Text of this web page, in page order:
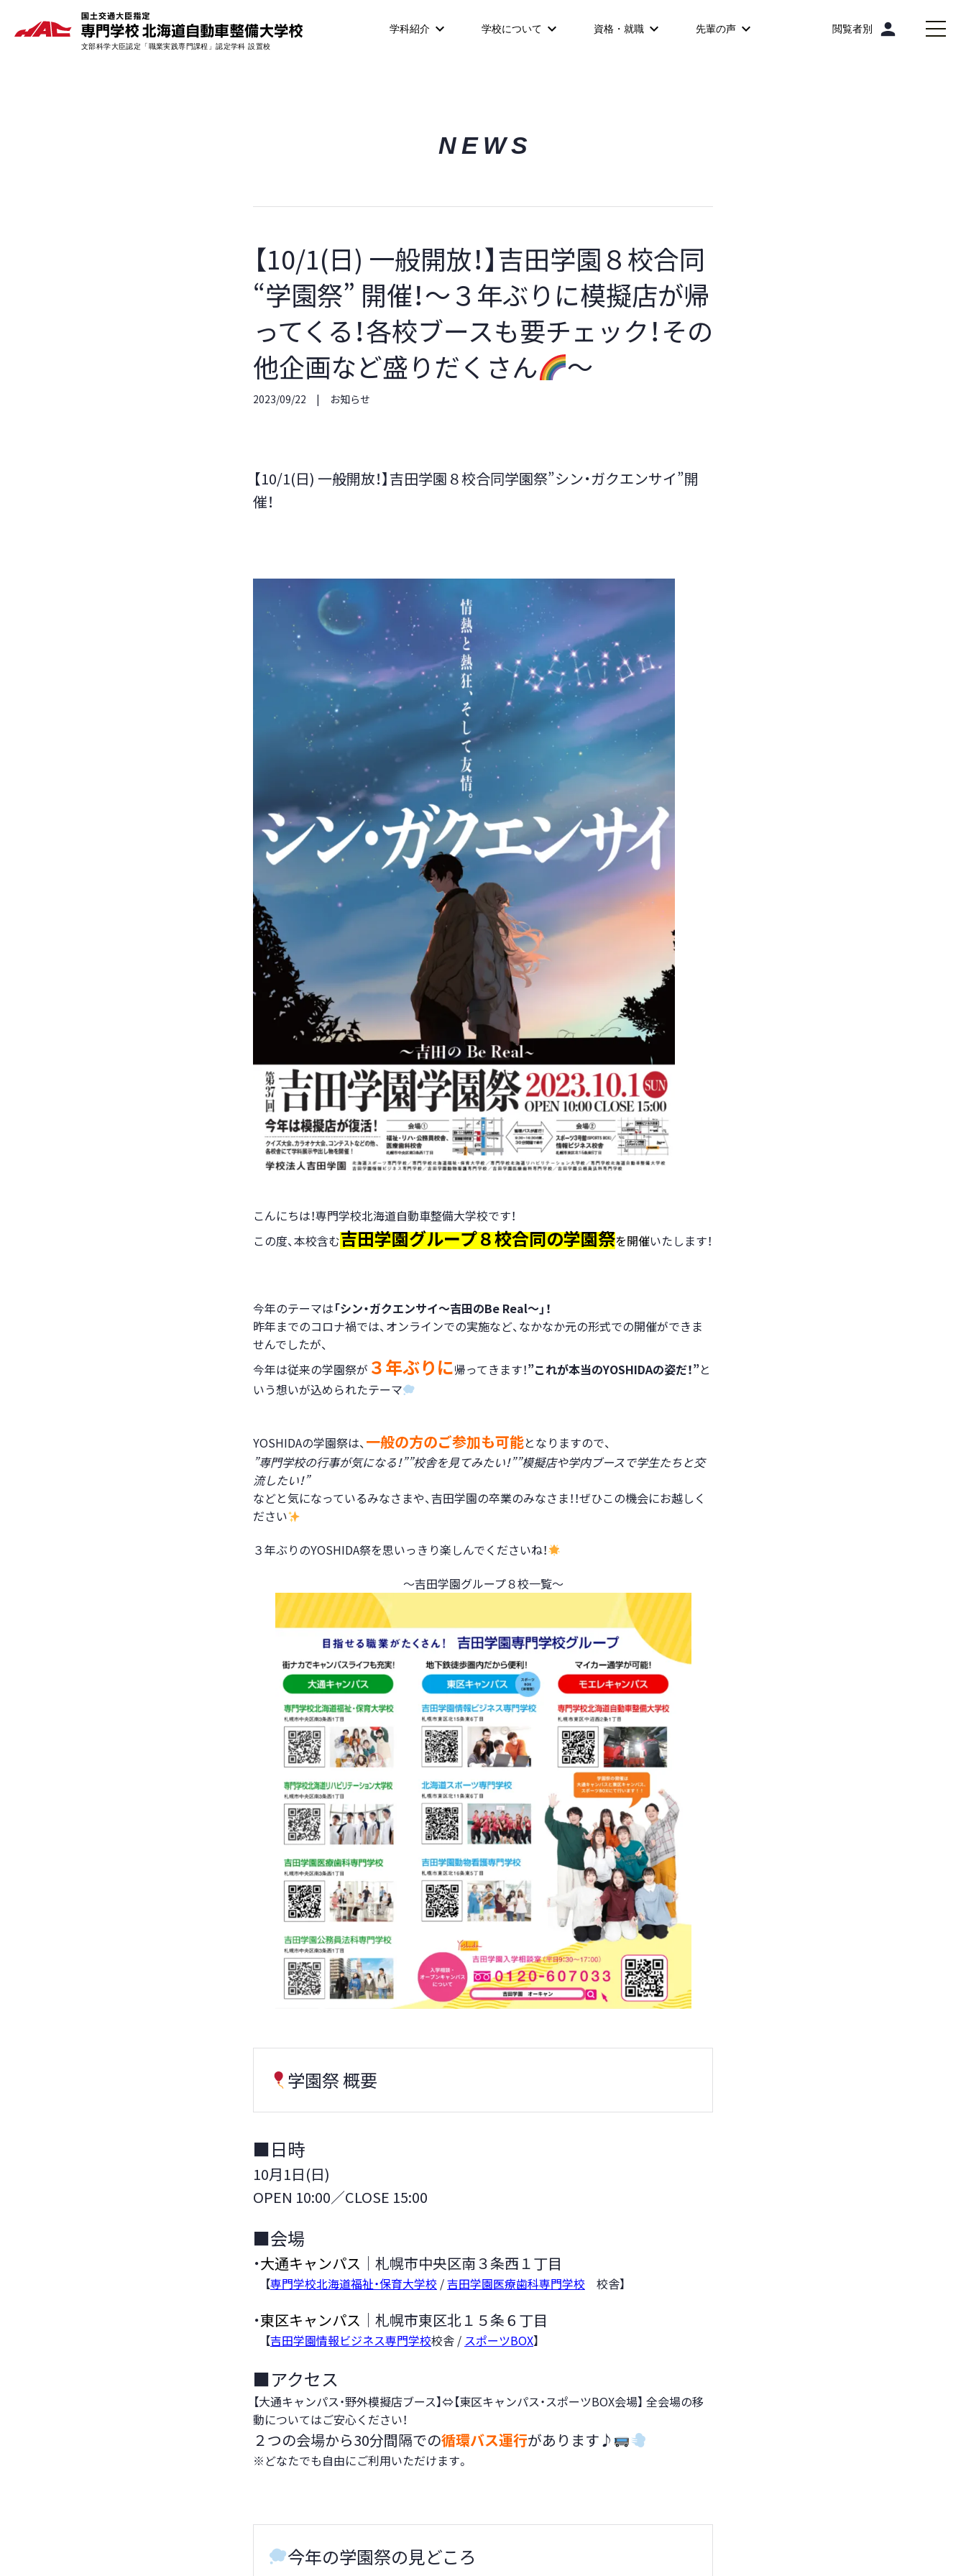
学科紹介 学校について 資格・就職 先輩の声 閲覧者別 person
NEWS
【10/1(日) 一般開放！】吉田学園８校合同
“学園祭” 開催！～３年ぶりに模擬店が帰
ってくる！各校ブースも要チェック！その
他企画など盛りだくさん
～
2023/09/22 お知らせ
【10/1(日) 一般開放！】吉田学園８校合同学園祭”シン・ガクエンサイ”開
催！
こんにちは！専門学校北海道自動車整備大学校です！
この度、本校含む吉田学園グループ８校合同の学園祭を開催いたします！
今年のテーマは「シン・ガクエンサイ～吉田のBe Real～」！
昨年までのコロナ禍では、オンラインでの実施など、なかなか元の形式での開催ができま
せんでしたが、
今年は従来の学園祭が ３年ぶりに帰ってきます！”これが本当のYOSHIDAの姿だ！”と
いう想いが込められたテーマ
YOSHIDAの学園祭は、 一般の方のご参加も可能となりますので、
”専門学校の行事が気になる！””校舎を見てみたい！””模擬店や学内ブースで学生たちと交
流したい！”
などと気になっているみなさまや、吉田学園の卒業のみなさま！！ぜひこの機会にお越しく
ださい
３年ぶりのYOSHIDA祭を思いっきり楽しんでくださいね！
～吉田学園グループ８校一覧～
学園祭 概要
■日時
10月1日(日)
OPEN 10:00／CLOSE 15:00
■会場
・大通キャンパス │札幌市中央区南３条西１丁目
【専門学校北海道福祉・保育大学校 /吉田学園医療歯科専門学校 校舎】
・東区キャンパス │札幌市東区北１５条６丁目
【吉田学園情報ビジネス専門学校校舎 / スポーツBOX】
■アクセス
【大通キャンパス・野外模擬店ブース】⇔【東区キャンパス・スポーツBOX会場】 全会場の移
動についてはご安心ください！
２つの会場から30分間隔での循環バス運行があります♪
※どなたでも自由にご利用いただけます。
今年の学園祭の見どころ